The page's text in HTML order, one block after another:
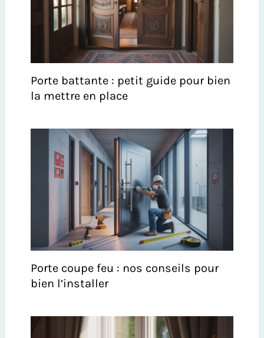
Porte battante : petit guide pour bien
la mettre en place
Porte coupe feu : nos conseils pour
bien l’installer